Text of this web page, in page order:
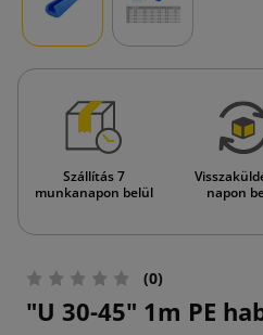
Szállítás 7
munkanapon belül
napon
(0)
"U 30-45" 1m PE